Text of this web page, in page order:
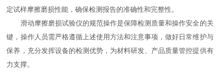
定试样摩擦磨损性能，确保检测报告的准确性和完整性。
滑动摩擦磨损试验仪的规范操作是保障检测质量和操作安全的关
键，操作人员需严格遵循上述使用方法和注意事项，做好日常维护与
保养，充分发挥设备的检测优势，为材料研发、产品质量管控提供有
力支撑。